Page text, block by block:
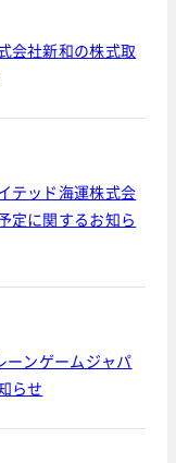
会社新和の株式取
テッド海運株式会
定に関するお知ら
ーンゲームジャパ
らせ